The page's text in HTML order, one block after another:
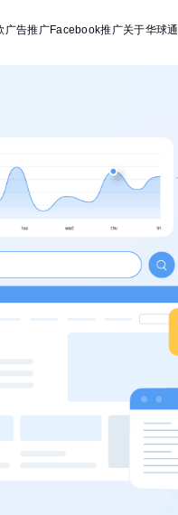
广告推广Facebook推广关于华球通